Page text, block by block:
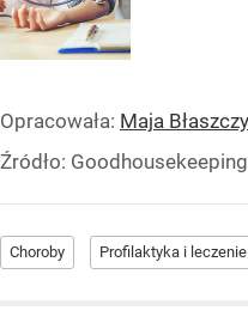
Opracowała: Maja
Źródło: Goodhousekeeping
Choroby Profilaktyka i leczenie